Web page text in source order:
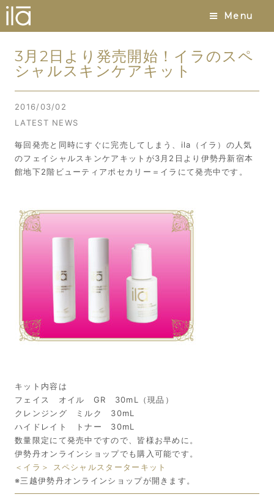
Menu
3月2日より発売開始！イラのスペ
シャルスキンケアキット
2016/03/02
LATEST NEWS
毎回発売と同時にすぐに完売してしまう、ila（イラ）の人気
のフェイシャルスキンケアキットが3月2日より伊勢丹新宿本
館地下2階ビューティアポセカリー＝イラにて発売中です。
キット内容は
フェイス オイル GR 30mL（現品）
クレンジング ミルク 30mL
ハイドレイト トナー 30mL
数量限定にて発売中ですので、皆様お早めに。
伊勢丹オンラインショップでも購入可能です。
＜イラ＞
スペシャルスターターキット
※三越伊勢丹オンラインショップが開きます。